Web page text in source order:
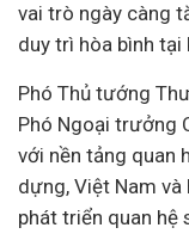
vai trò ngày càng
duy trì hòa bình
Phó Thủ tướng
Phó Ngoại trưởng
với nền tảng quan
dựng, Việt Nam
phát triển quan hệ